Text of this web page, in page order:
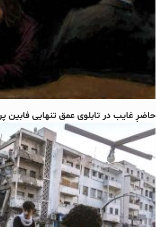
حاضرِ غایب در تابلوی عمق تنهایی فابین